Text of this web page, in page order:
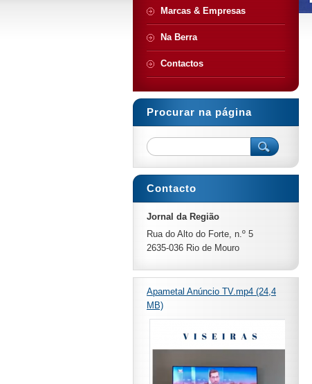
Marcas & Empresas
Na Berra
Contactos
Procurar na página
Contacto
Jornal da Região
Rua do Alto do Forte, n.º 5
2635-036 Rio de Mouro
Apametal Anúncio TV.mp4 (24,4
MB)